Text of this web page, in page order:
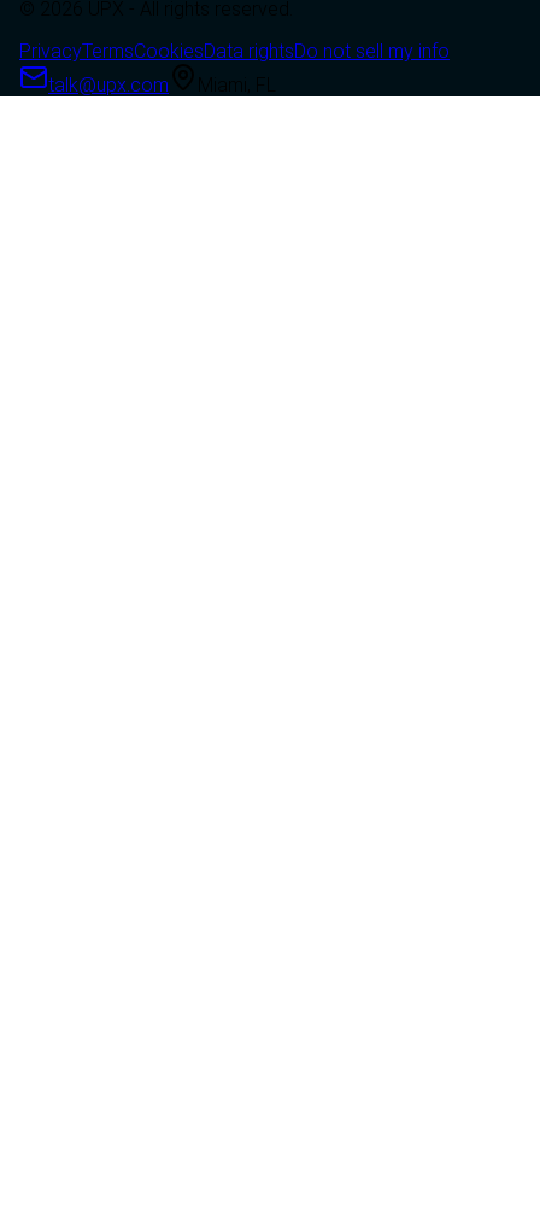
PrivacyTermsCookiesData rightsDo not sell my info
talk@upx.com